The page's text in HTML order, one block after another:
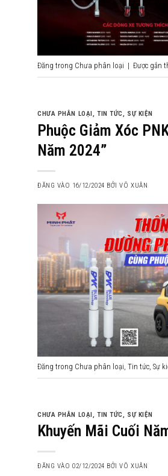
Đăng trong Chưa phân loại | Được gắn
CHƯA PHÂN LOẠI , TIN TỨC, SỰ KIỆN
Phuộc Giảm Xóc
Năm 2024”
ĐĂNG VÀO 16/12/2024 BỞIVÕ XUÂN
Đăng trong Chưa phân loại, Tin tức, Sự
CHƯA PHÂN LOẠI, TIN TỨC, SỰ KIỆN
Khuyến Mãi Cuối
ĐĂNG VÀO02/12/2024 BỞIVÕ XUÂN